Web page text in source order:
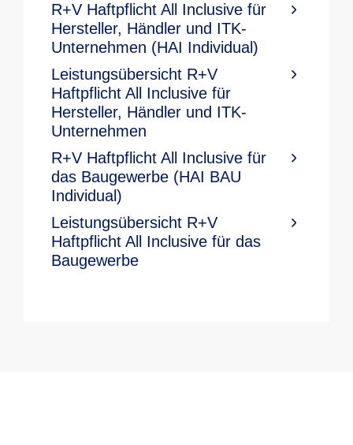
R+V Haftpflicht All Inclusive für
Hersteller, Händler und ITK-
Unternehmen (HAI Individual)
Leistungsübersicht R+V
Haftpflicht All Inclusive für
Hersteller, Händler und ITK-
Unternehmen
R+V Haftpflicht All Inclusive für
das Baugewerbe (HAI BAU
Individual)
Leistungsübersicht R+V
Haftpflicht All Inclusive für das
Baugewerbe